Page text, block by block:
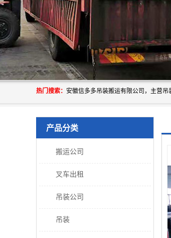
热门搜索：
产品分类
搬运公司
叉车出租
吊装公司
吊装